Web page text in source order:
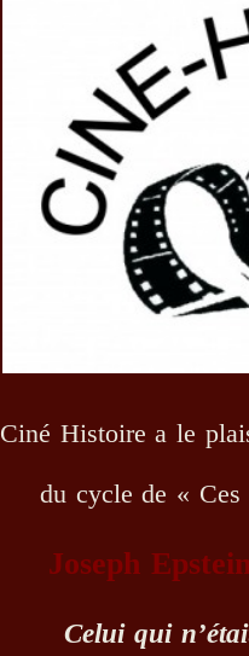
Ciné Histoire a le
du cycle de « Ces
Joseph
Celui qui